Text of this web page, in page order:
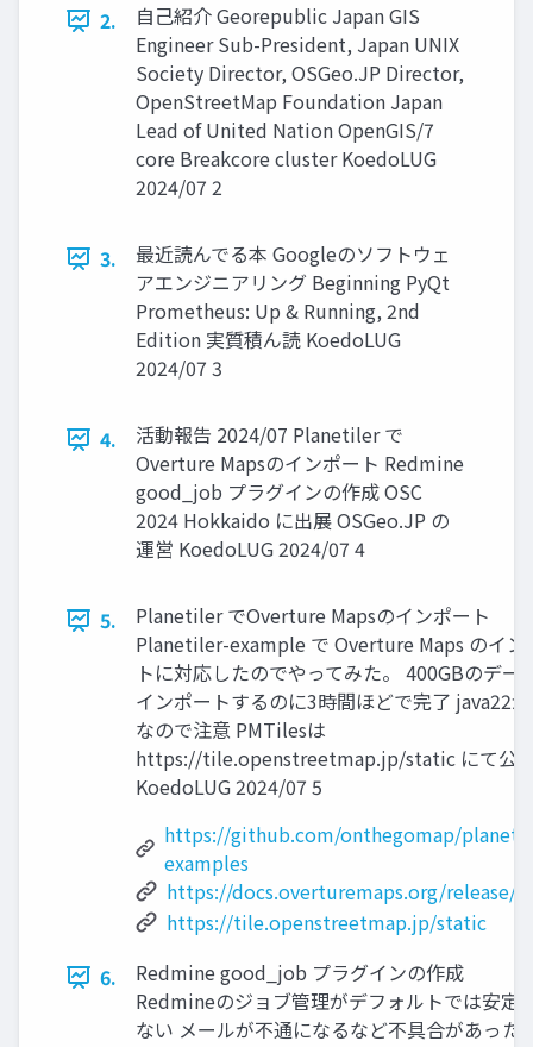
2.
自己紹介 Georepublic Japan GIS
Engineer Sub-President, Japan UNIX
Society Director, OSGeo.JP Director,
OpenStreetMap Foundation Japan
Lead of United Nation OpenGIS/7
core Breakcore cluster KoedoLUG
2024/07 2
3.
最近読んでる本 Googleのソフトウェ
アエンジニアリング Beginning PyQt
Prometheus: Up & Running, 2nd
Edition 実質積ん読 KoedoLUG
2024/07 3
4.
活動報告 2024/07 Planetiler で
Overture Mapsのインポート Redmine
good_job プラグインの作成 OSC
2024 Hokkaido に出展 OSGeo.JP の
運営 KoedoLUG 2024/07 4
5.
Planetiler でOverture Mapsのインポート
Planetiler-example で Overture Maps のイン
トに対応したのでやってみた。 400GBのデー
インポートするのに3時間ほどで完了 java22
なので注意 PMTilesは
https://tile.openstreetmap.jp/static にて公
KoedoLUG 2024/07 5
https://github.com/onthegomap/
examples
https://docs.overturemaps.org/release/
https://tile.openstreetmap.jp/static
6.
Redmine good_job プラグインの作成
Redmineのジョブ管理がデフォルトでは安定
ない メールが不通になるなど不具合があった